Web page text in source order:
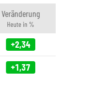
Veränderung
Heute in %
+2,34
+1,37